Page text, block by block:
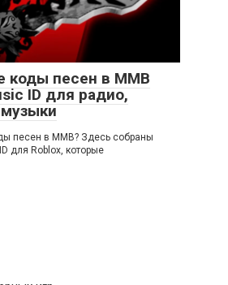
коды песен в ММВ
ID для радио,
песен в ММВ? Здесь собраны
для Roblox, которые